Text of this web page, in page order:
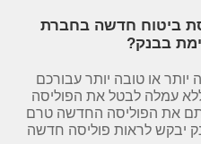
ביטוח חדשה בחברת
בבנק?
או טובה יותר עבורכם
עמלה לבטל את הפוליסה
את הפוליסה החדשה טרם
יבקש לראות פוליסה חדשה